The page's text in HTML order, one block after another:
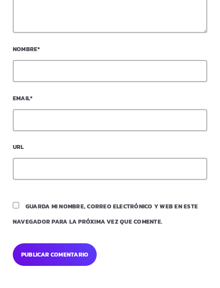
NOMBRE*
EMAIL*
URL
GUARDA MI NOMBRE, CORREO ELECTRÓNICO Y WEB EN ESTE
NAVEGADOR PARA LA PRÓXIMA VEZ QUE COMENTE.